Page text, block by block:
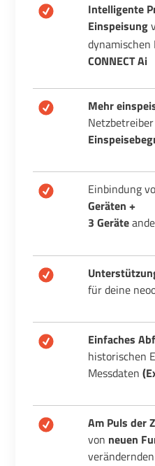
Intelligente
Einspeisung
CONNECT Ai
Mehr
Einbindung
Geräten +
3 Geräte
für deine
Einfaches
historischen
Messdaten
Am Puls der
von neuen